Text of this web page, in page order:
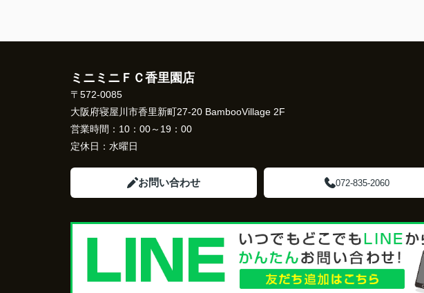
ミニミニＦＣ香里園店
〒572-0085
大阪府寝屋川市香里新町27-20 BambooVillage 2F
営業時間： 10：00～19：00
定休日： 水曜日
お問い合わせ 072-835-2060